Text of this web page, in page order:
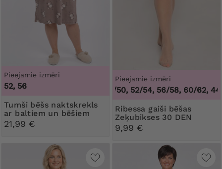
Pieejamie izmēri
52, 56
Tumši bēšs naktskrekls
ar baltiem un bēšiem
ziediem
21,99 €
Pieejamie izmēri
44/46, 48/50, 52/54, 56/58, 60/62,44/
Ribessa gaiši bēšas
Zeķubikses 30 DEN
9,99 €